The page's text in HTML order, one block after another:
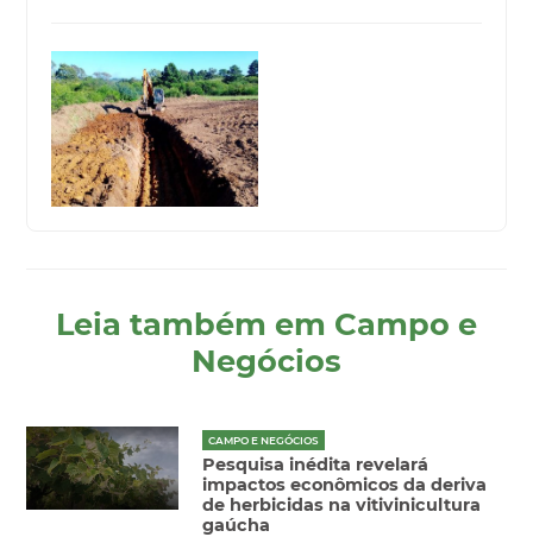
Leia também em Campo e
Negócios
CAMPO E NEGÓCIOS
Pesquisa inédita revelará
impactos econômicos da deriva
de herbicidas na vitivinicultura
gaúcha